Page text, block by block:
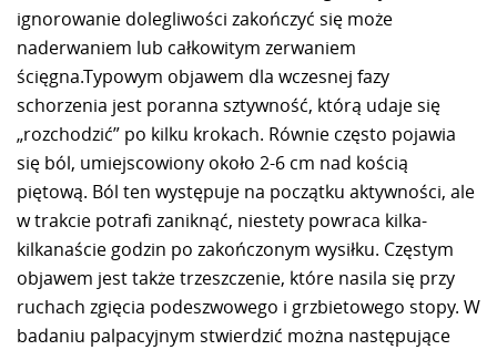
ignorowanie dolegliwości zakończyć się może
naderwaniem lub całkowitym zerwaniem
ścięgna.Typowym objawem dla wczesnej fazy
schorzenia jest poranna sztywność, którą udaje się
„rozchodzić” po kilku krokach. Równie często pojawia
się ból, umiejscowiony około 2-6 cm nad kością
piętową. Ból ten występuje na początku aktywności, ale
w trakcie potrafi zaniknąć, niestety powraca kilka-
kilkanaście godzin po zakończonym wysiłku. Częstym
objawem jest także trzeszczenie, które nasila się przy
ruchach zgięcia podeszwowego i grzbietowego stopy. W
badaniu palpacyjnym stwierdzić można następujące